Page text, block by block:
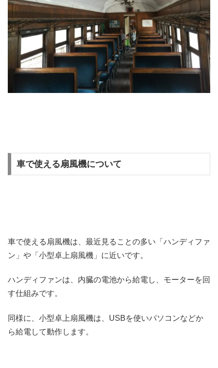
車で使える扇風機について
車で使える扇風機は、最近見ることの多い「ハンディファ
ン」や「小型卓上扇風機」に近いです。
ハンディファンは、内臓の電池から給電し、モーターを回
す仕組みです。
同様に、小型卓上扇風機は、USBを使いパソコンなどか
ら給電して動作します。